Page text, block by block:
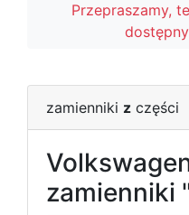
Przepraszamy,
zamienniki z części
zamienniki